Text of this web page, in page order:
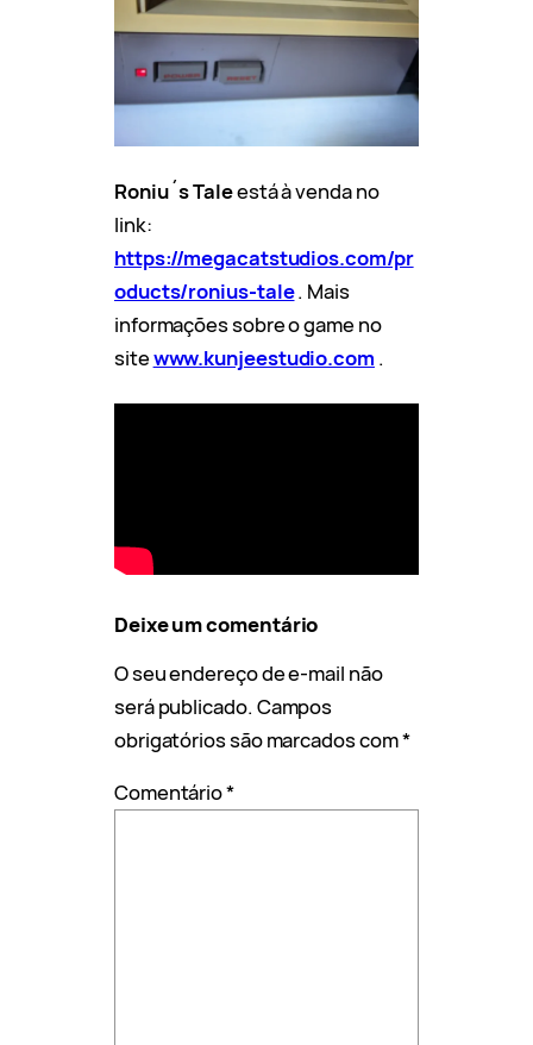
Roniu´s Taleestá à venda no
link:
https://megacatstudios.com/pr
oducts/ronius-tale. Mais
informações sobre o game no
sitewww.kunjeestudio.com .
Deixe um comentário
O seu endereço de e-mail não
será publicado. Campos
obrigatórios são marcados com*
Comentário*